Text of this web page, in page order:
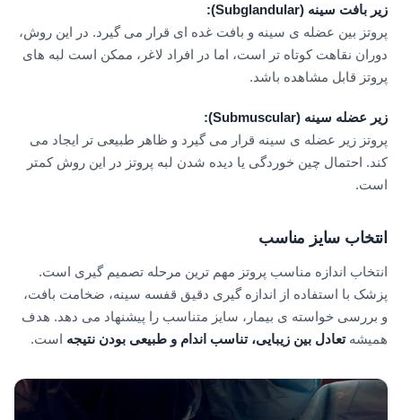
زیر بافت سینه (Subglandular):
پروتز بین عضله ی سینه و بافت غده ای قرار می گیرد. در این روش،
دوران نقاهت کوتاه تر است، اما در افراد لاغر، ممکن است لبه های
پروتز قابل مشاهده باشد.
زیر عضله سینه (Submuscular):
پروتز زیر عضله ی سینه قرار می گیرد و ظاهر طبیعی تر ایجاد می
کند. احتمال چین خوردگی یا دیده شدن لبه پروتز در این روش کمتر
است.
انتخاب سایز مناسب
انتخاب اندازه مناسب پروتز مهم ترین مرحله تصمیم گیری است.
پزشک با استفاده از اندازه گیری دقیق قفسه سینه، ضخامت بافت،
و بررسی خواسته ی بیمار، سایز متناسب را پیشنهاد می دهد. هدف
همیشهتعادل بین زیبایی، تناسب اندام و طبیعی بودن نتیجه است.